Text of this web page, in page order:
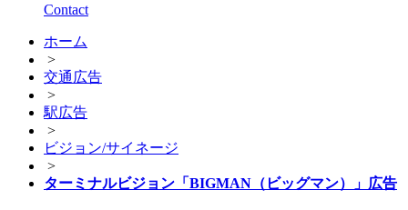
Contact
ホーム
>
交通広告
>
駅広告
>
ビジョン/サイネージ
>
ターミナルビジョン「BIGMAN（ビッグマン）」広告